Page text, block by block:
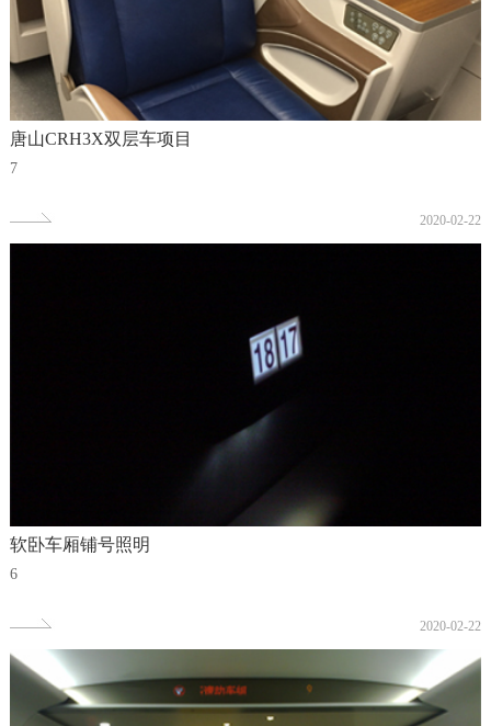
唐山CRH3X双层车项目
7
2020-02-22
软卧车厢铺号照明
6
2020-02-22